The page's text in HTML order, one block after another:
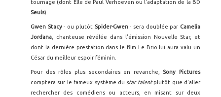
tournage (dont Elle de Paul Verhoeven ou l'adaptation de la BD
Seuls).
Gwen Stacy- ou plutôt Spider-Gwen- sera doublée par Camelia
Jordana , chanteuse révélée dans l'émission Nouvelle Star, et
dont la dernière prestation dans le film Le Brio lui aura valu un
César du meilleur espoir féminin.
Pour des rôles plus secondaires en revanche, Sony Pictures
comptera sur le fameux système du star talentplutôt que d'aller
rechercher des comédiens ou acteurs, en misant sur deux